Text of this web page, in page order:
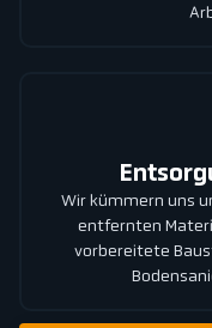
Wir kümmern uns
entfernten
vorbereitete